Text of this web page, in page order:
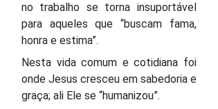
no trabalho se torna insuportável
para aqueles que “buscam fama,
honra e estima”.
Nesta vida comum e cotidiana foi
onde Jesus cresceu em sabedoria e
graça; ali Ele se “humanizou”.